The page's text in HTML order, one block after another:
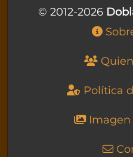
© 2012-2026
Política
Imagen